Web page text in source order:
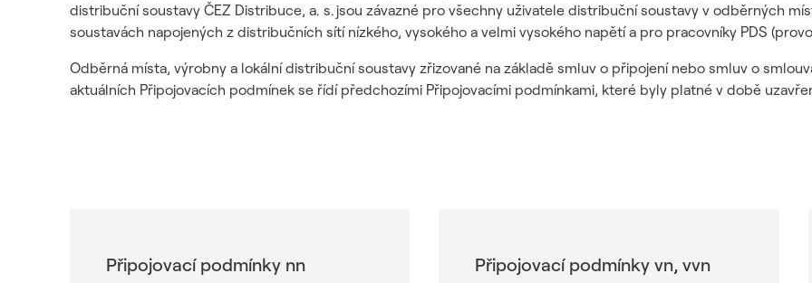
distribuční soustavy ČEZ Distribuce, a. s. jsou závazné pro všechny uživatele distribuční soustavy v odběrných
soustavách napojených z distribučních sítí nízkého, vysokého a velmi vysokého napětí a pro pracovníky PDS
Odběrná místa, výrobny a lokální distribuční soustavy zřizované na základě smluv o připojení nebo smluv o
aktuálních Připojovacích podmínek se řídí předchozími Připojovacími podmínkami, které byly platné v době
Připojovací podmínky nn Připojovací podmínky vn, vvn